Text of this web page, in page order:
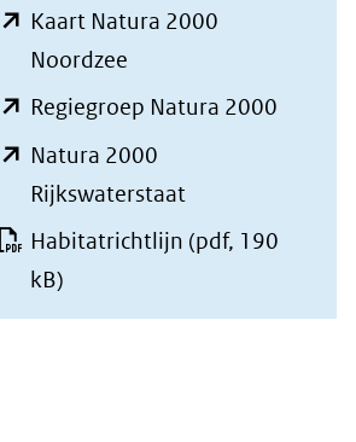
Kaart Natura 2000
Noordzee
in
naar
Regiegroep Natura 2000
Natura 2000
Rijkswaterstaat
in
Habitatrichtlijn (pdf, 190
kB)